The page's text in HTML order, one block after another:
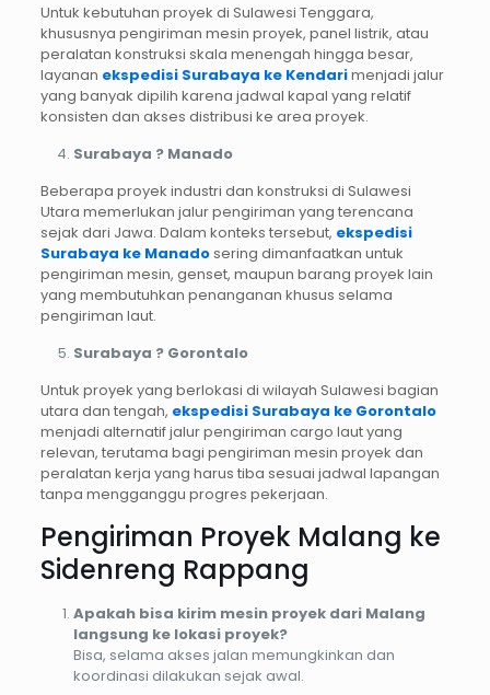
Untuk kebutuhan proyek di Sulawesi Tenggara,
khususnya pengiriman mesin proyek, panel listrik, atau
peralatan konstruksi skala menengah hingga besar,
layanan ekspedisi Surabaya ke Kendarimenjadi jalur
yang banyak dipilih karena jadwal kapal yang relatif
konsisten dan akses distribusi ke area proyek.
Surabaya ? Manado
Beberapa proyek industri dan konstruksi di Sulawesi
Utara memerlukan jalur pengiriman yang terencana
sejak dari Jawa. Dalam konteks tersebut, ekspedisi
Surabaya ke Manadosering dimanfaatkan untuk
pengiriman mesin, genset, maupun barang proyek lain
yang membutuhkan penanganan khusus selama
pengiriman laut.
Surabaya ? Gorontalo
Untuk proyek yang berlokasi di wilayah Sulawesi bagian
utara dan tengah, ekspedisi Surabaya ke Gorontalo
menjadi alternatif jalur pengiriman cargo laut yang
relevan, terutama bagi pengiriman mesin proyek dan
peralatan kerja yang harus tiba sesuai jadwal lapangan
tanpa mengganggu progres pekerjaan.
Pengiriman Proyek Malang ke
Sidenreng Rappang
Apakah bisa kirim mesin proyek dari Malang
langsung ke lokasi proyek?
Bisa, selama akses jalan memungkinkan dan
koordinasi dilakukan sejak awal.